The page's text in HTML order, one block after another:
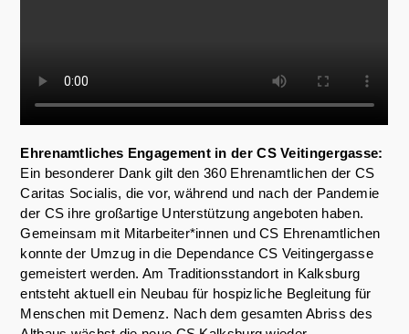
Ehrenamtliches Engagement in der CS Veitingergasse:
Ein besonderer Dank gilt den 360 Ehrenamtlichen der CS
Caritas Socialis, die vor, während und nach der Pandemie
der CS ihre großartige Unterstützung angeboten haben.
Gemeinsam mit Mitarbeiter*innen und CS Ehrenamtlichen
konnte der Umzug in die Dependance CS Veitingergasse
gemeistert werden. Am Traditionsstandort in Kalksburg
entsteht aktuell ein Neubau für hospizliche Begleitung für
Menschen mit Demenz. Nach dem gesamten Abriss des